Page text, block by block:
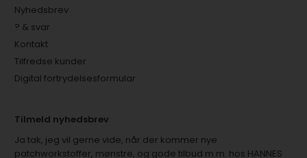
Nyhedsbrev
? & svar
Kontakt
Tilfredse kunder
Digital fortrydelsesformular
Tilmeld nyhedsbrev
Ja tak, jeg vil gerne vide, når der kommer nye
patchworkstoffer, mønstre, og gode tilbud m.m. hos HANNES